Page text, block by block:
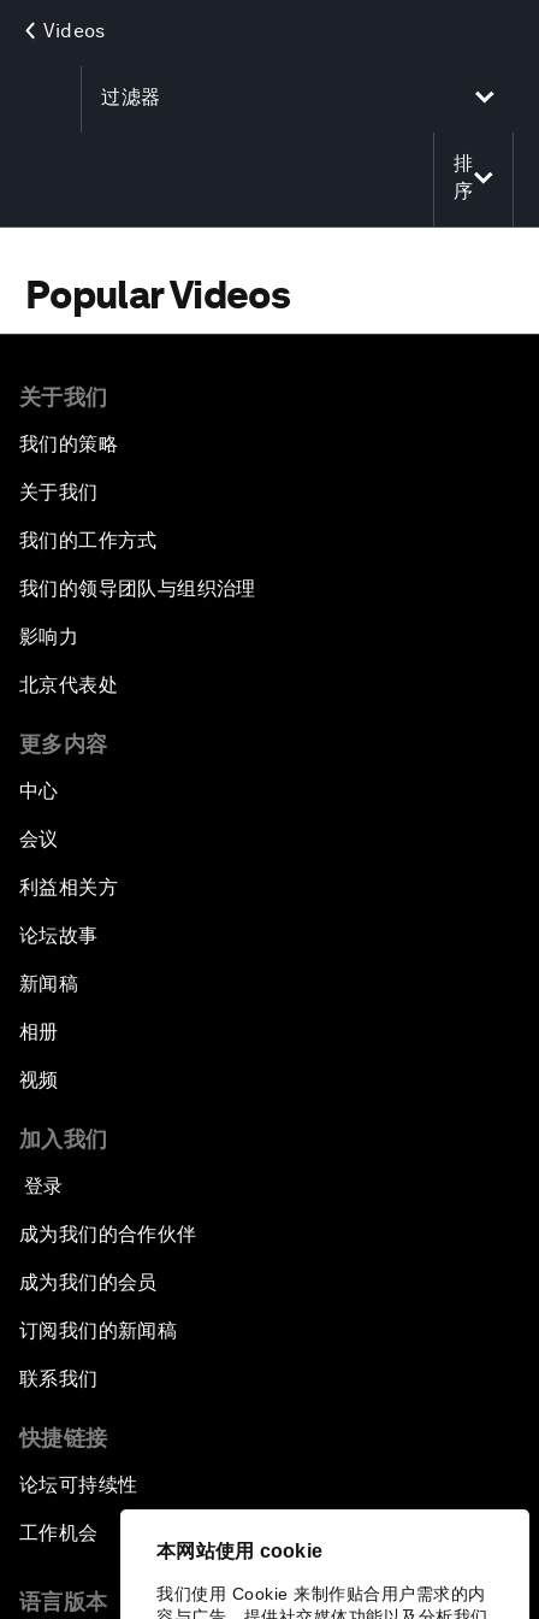
本网站使用 cookie
我们使用 Cookie 来制作贴合用户需求的内
Videos
过滤器
排
序
Popular Videos
关于我们
我们的策略
关于我们
我们的工作方式
我们的领导团队与组织治理
影响力
北京代表处
更多内容
中心
会议
利益相关方
论坛故事
新闻稿
相册
视频
加入我们
登录
成为我们的合作伙伴
成为我们的会员
订阅我们的新闻稿
联系我们
快捷链接
论坛可持续性
工作机会
语言版本